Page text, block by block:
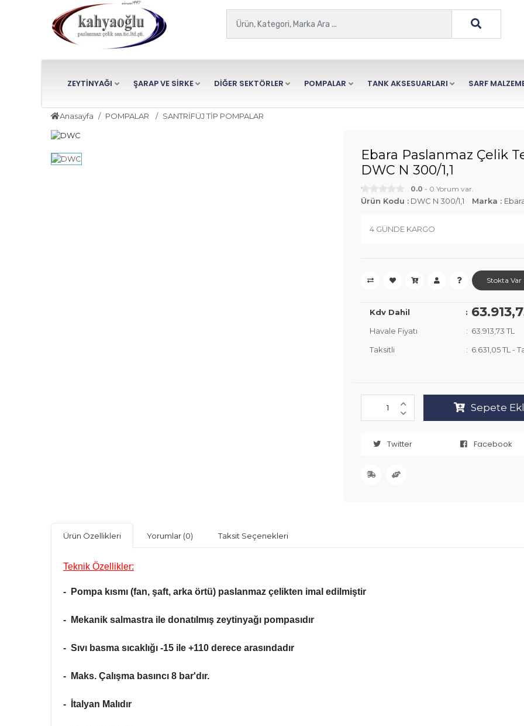
ZEYTİNYAĞI ŞARAP VE SİRKE DİĞER SEKTÖRLER POMPALAR TANK AKSESUARLARI SARF
Anasayfa POMPALAR SANTRİFÜJ TİP POMPALAR
Ebara Paslanmaz Çelik
DWC N 300/1,1
0.0 - 0 Yorum var.
Ürün Kodu : DWC N 300/1,1 Marka :
4 GÜNDE KARGO
Stokta Var
Kdv Dahil
Havale Fiyatı
63.913,73 TL
Taksitli
6.631,05 TL -
Sepete
Twitter Facebook
Ürün Özellikleri Yorumlar (0) Taksit Seçenekleri
Teknik Özellikler:
- Pompa kısmı (fan, şaft, arka örtü) paslanmaz çelikten imal edilmiştir
- Mekanik salmastra ile donatılmış zeytinyağı pompasıdır
- Sıvı basma sıcaklığı -15 ile +110 derece arasındadır
- Maks. Çalışma basıncı 8 bar'dır.
- İtalyan Malıdır